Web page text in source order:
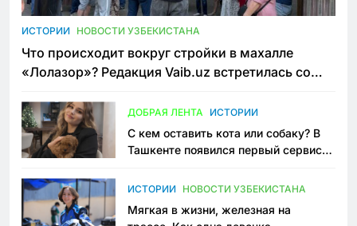
ИСТОРИИ НОВОСТИ УЗБЕКИСТАНА
Что происходит вокруг стройки в махалле
«Лолазор»? Редакция Vaib.uz встретилась со
ДОБРАЯ ЛЕНТА ИСТОРИИ
С кем оставить кота или собаку? В
Ташкенте появился первый сервис
ИСТОРИИ НОВОСТИ УЗБЕКИСТАНА
Мягкая в жизни, железная на